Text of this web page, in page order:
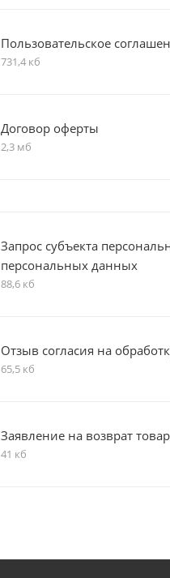
Пользовательское
731,4 кб
Договор оферты
2,3 мб
Запрос субъекта
персональных данных
88,6 кб
Отзыв согласия на
65,5 кб
Заявление на возврат
41 кб